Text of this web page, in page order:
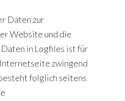
Daten zur
Website und die
in Logfiles ist für
zwingend
folglich seitens